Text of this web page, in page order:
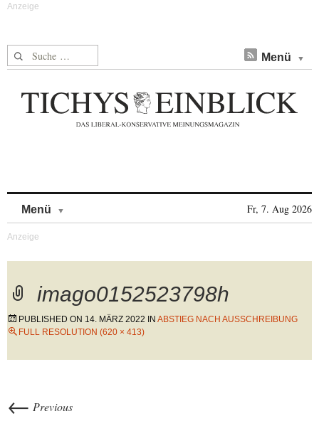
Suche nach: Menü
Menü Fr, 7. Aug 2026
imago0152523798h
PUBLISHED ON 14. MÄRZ 2022 IN ABSTIEG NACH AUSSCHREIBUNG
FULL RESOLUTION (620 × 413)
← Previous